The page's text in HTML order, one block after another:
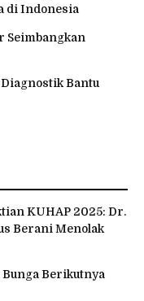
di Indonesia
Seimbangkan
Bantu
KUHAP 2025: Dr.
Berani Menolak
Bunga Berikutnya